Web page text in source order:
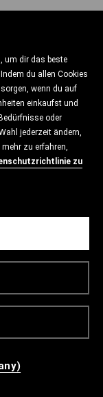
um dir das beste
du allen Cookies
wenn du auf
einkaufst und
oder
jederzeit ändern,
zu erfahren,
zu